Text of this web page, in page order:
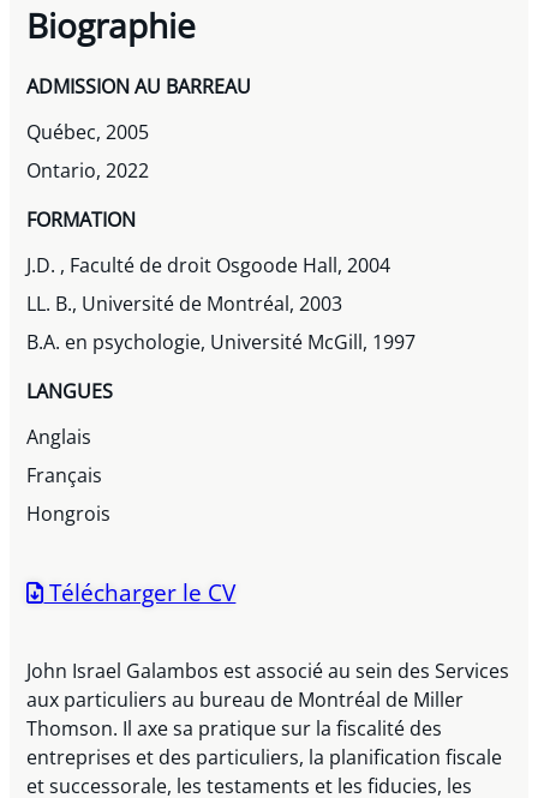
Biographie
ADMISSION AU BARREAU
Québec, 2005
Ontario, 2022
FORMATION
J.D. , Faculté de droit Osgoode Hall, 2004
LL. B., Université de Montréal, 2003
B.A. en psychologie, Université McGill, 1997
LANGUES
Anglais
Français
Hongrois
Télécharger le CV
John Israel Galambos est associé au sein des Services
aux particuliers au bureau de Montréal de Miller
Thomson. Il axe sa pratique sur la fiscalité des
entreprises et des particuliers, la planification fiscale
et successorale, les testaments et les fiducies, les